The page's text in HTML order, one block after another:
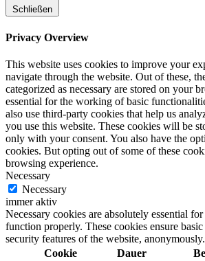
Schließen
Privacy Overview
This website uses cookies to improve your
navigate through the website. Out of these,
categorized as necessary are stored on your
essential for the working of basic
also use third-party cookies that help us
you use this website. These cookies will be
only with your consent. You also have the
cookies. But opting out of some of these
browsing experience.
Necessary
Necessary
immer aktiv
Necessary cookies are absolutely essential
function properly. These cookies ensure
security features of the website, anonymously.
Cookie
Dauer